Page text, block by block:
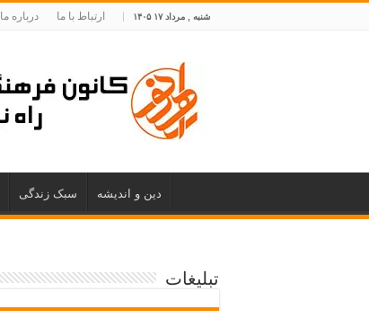
شنبه , مرداد ۱۷ ۱۴۰۵ ارتباط با ما درباره ما
دین و اندیشه سبک زندگی
تبلیغات